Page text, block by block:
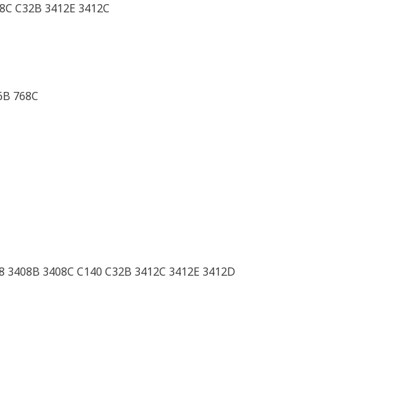
C32B 3412E 3412C
768C
3408B 3408C C140 C32B 3412C 3412E 3412D